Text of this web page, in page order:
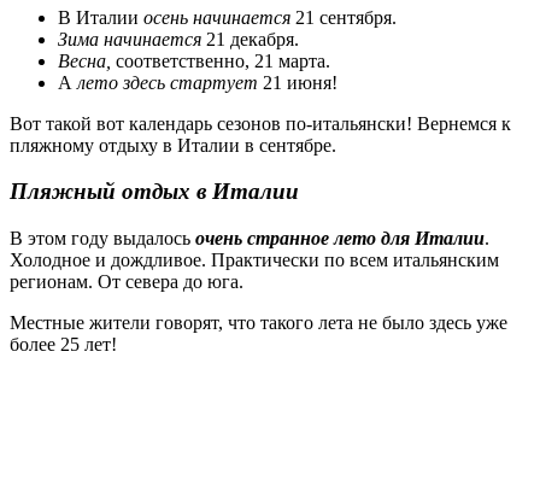
В Италии осень начинается 21 сентября.
Зима начинается 21 декабря.
Весна, соответственно, 21 марта.
А лето здесь стартует 21 июня!
Вот такой вот календарь сезонов по-итальянски! Вернемся к
пляжному отдыху в Италии в сентябре.
Пляжный отдых в Италии
В этом году выдалось очень странное лето для Италии.
Холодное и дождливое. Практически по всем итальянским
регионам. От севера до юга.
Местные жители говорят, что такого лета не было здесь уже
более 25 лет!